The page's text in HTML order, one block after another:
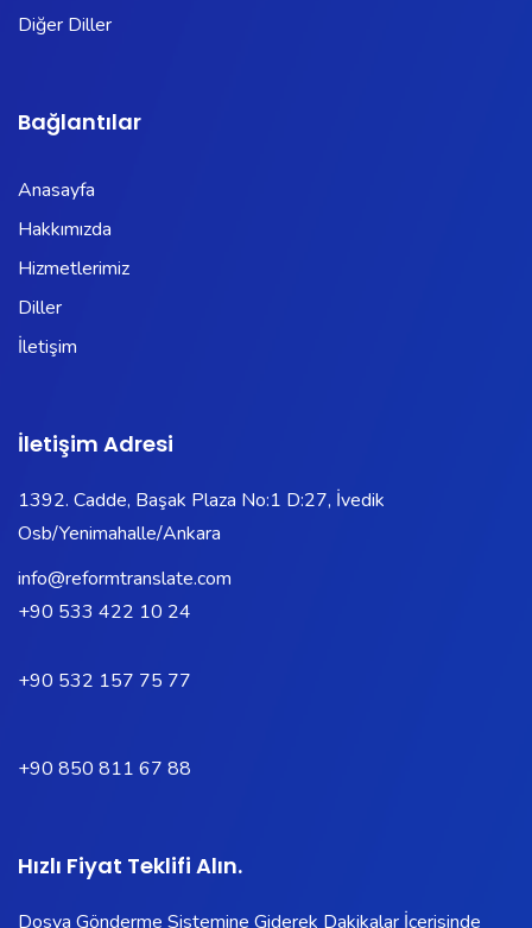
Diğer Diller
Bağlantılar
Anasayfa
Hakkımızda
Hizmetlerimiz
Diller
İletişim
İletişim Adresi
1392. Cadde, Başak Plaza No:1 D:27, İvedik
Osb/Yenimahalle/Ankara
info@reformtranslate.com
+90 533 422 10 24
+90 532 157 75 77
+90 850 811 67 88
Hızlı Fiyat Teklifi Alın.
Dosya Gönderme Sistemine Giderek Dakikalar İçerisinde